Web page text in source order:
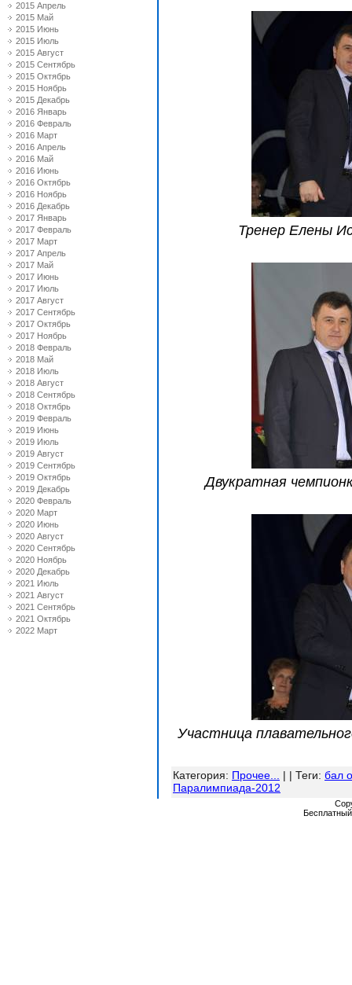
2015 Апрель
2015 Май
2015 Июнь
2015 Июль
2015 Август
2015 Сентябрь
2015 Октябрь
2015 Ноябрь
2015 Декабрь
2016 Январь
2016 Февраль
2016 Март
2016 Апрель
2016 Май
2016 Июнь
2016 Октябрь
2016 Ноябрь
2016 Декабрь
2017 Январь
2017 Февраль
2017 Март
2017 Апрель
2017 Май
2017 Июнь
2017 Июль
2017 Август
2017 Сентябрь
2017 Октябрь
2017 Ноябрь
2018 Февраль
2018 Май
2018 Июль
2018 Август
2018 Сентябрь
2018 Октябрь
2019 Февраль
2019 Июнь
2019 Июль
2019 Август
2019 Сентябрь
2019 Октябрь
2019 Декабрь
2020 Февраль
2020 Март
2020 Июнь
2020 Август
2020 Сентябрь
2020 Ноябрь
2020 Декабрь
2021 Июль
2021 Август
2021 Сентябрь
2021 Октябрь
2022 Март
Тренер Елены
Двукратная
Участница
Категория: Прочее... | | Теги: бал
Паралимпиада-2012